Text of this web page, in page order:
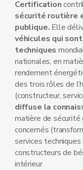
Certification
sécurité routière
publique. Elle
véhicules qui
techniques
nationales, en
rendement
des trois rôles de
(constructeur,
diffuse la
matière de sécurité
concernés
services
constructeurs de
intérieur.